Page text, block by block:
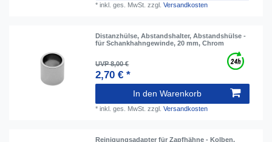
*inkl. ges. MwSt. zzgl.Versandkosten
Distanzhülse, Abstandshalter, Abstandshülse -
für Schankhahngewinde, 20 mm, Chrom
UVP 8,00 €
2,70 € *
In den Warenkorb
*inkl. ges. MwSt. zzgl.Versandkosten
Reinigungsadapter für Zapfhähne - Kolben,